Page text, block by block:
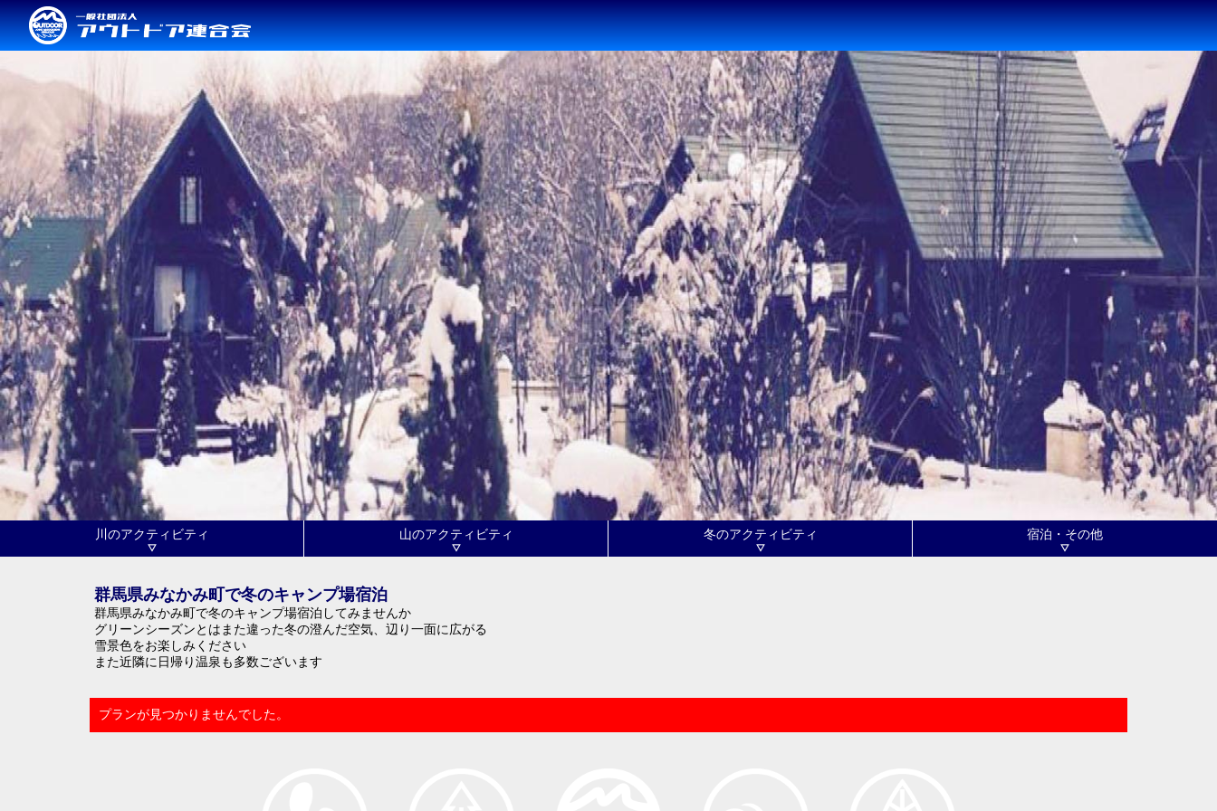
川のアクティビティ 山のアクティビティ 冬のアクティビティ 宿泊・その他
群馬県みなかみ町で冬のキャンプ場宿泊
群馬県みなかみ町で冬のキャンプ場宿泊してみませんか
グリーンシーズンとはまた違った冬の澄んだ空気、辺り一面に広がる
雪景色をお楽しみください
また近隣に日帰り温泉も多数ございます
プランが見つかりませんでした。